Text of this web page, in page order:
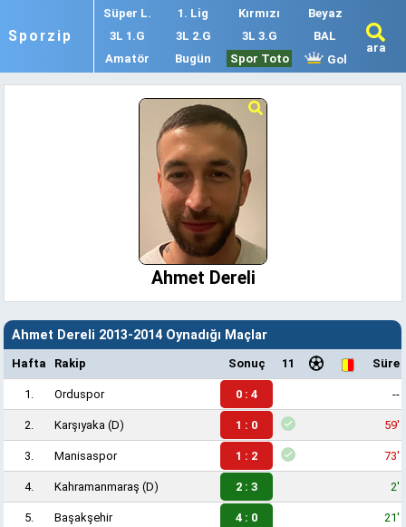
Sporzip
Süper L. 1. Lig Kırmızı
Beyaz
3L 1.G
3L 2.G 3L 3.G
BAL
Amatör
Bugün Spor Toto Gol
ara
Ahmet Dereli
Ahmet Dereli 2013-2014 Oynadığı Maçlar
Hafta Rakip Sonuç 11 Süre
1. Orduspor 0 : 4 --
2. Karşıyaka (D) 1 : 0 59'
3. Manisaspor 1 : 2 73'
4. Kahramanmaraş (D) 2 : 3 2'
5. Başakşehir 4 : 0 21'